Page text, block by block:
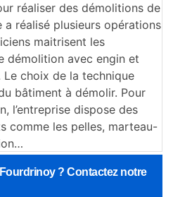
réaliser des démolitions de
a réalisé plusieurs opérations
maitrisent les
démolition avec engin et
choix de la technique
bâtiment à démolir. Pour
l’entreprise dispose des
comme les pelles, marteau-
? Contactez notre